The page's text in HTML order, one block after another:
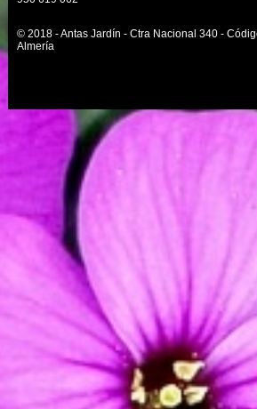
© 2018 - Antas Jardín - Ctra Nacional 340 -
Almería